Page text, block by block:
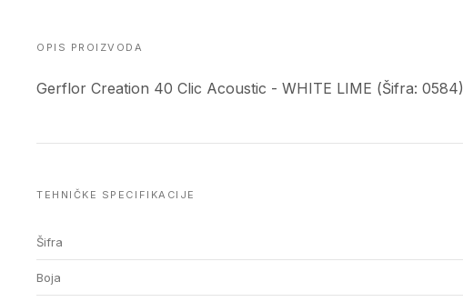
OPIS PROIZVODA
Gerflor Creation 40 Clic Acoustic - WHITE LIME (Šifra: 0584)
TEHNIČKE SPECIFIKACIJE
Šifra
Boja